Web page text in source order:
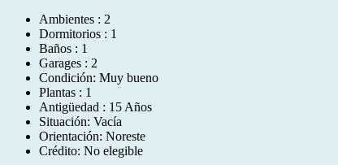
Ambientes : 2
Dormitorios : 1
Baños : 1
Garages : 2
Condición: Muy bueno
Plantas : 1
Antigüedad : 15 Años
Situación: Vacía
Orientación: Noreste
Crédito: No elegible